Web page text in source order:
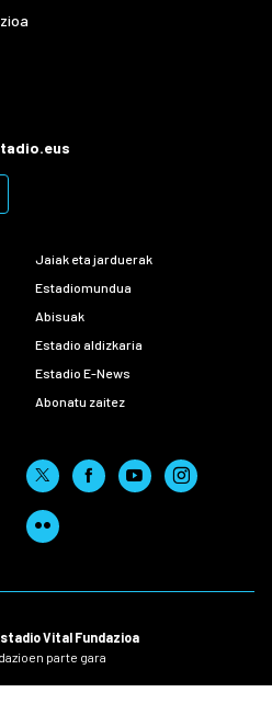
Jaiak eta jarduerak
Estadiomundua
Abisuak
Estadio aldizkaria
Estadio E-News
Abonatu zaitez
Vital Fundazioa
parte gara